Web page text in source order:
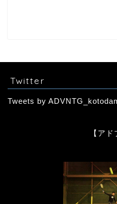
Twitter
Tweets by
【アド